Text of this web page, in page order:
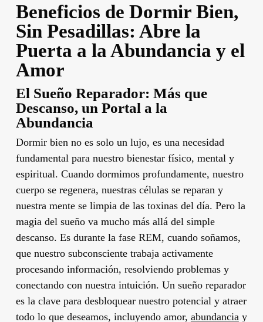
Beneficios de Dormir Bien,
Sin Pesadillas: Abre la
Puerta a la Abundancia y el
Amor
El Sueño Reparador: Más que
Descanso, un Portal a la
Abundancia
Dormir bien no es solo un lujo, es una necesidad
fundamental para nuestro bienestar físico, mental y
espiritual. Cuando dormimos profundamente, nuestro
cuerpo se regenera, nuestras células se reparan y
nuestra mente se limpia de las toxinas del día. Pero la
magia del sueño va mucho más allá del simple
descanso. Es durante la fase REM, cuando soñamos,
que nuestro subconsciente trabaja activamente
procesando información, resolviendo problemas y
conectando con nuestra intuición. Un sueño reparador
es la clave para desbloquear nuestro potencial y atraer
todo lo que deseamos, incluyendo amor, abundancia y